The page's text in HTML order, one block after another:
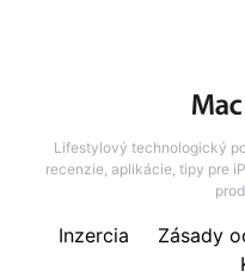
Lifestylový technologický
recenzie, aplikácie, tipy pre
Inzercia
Zásady